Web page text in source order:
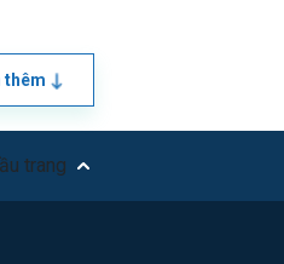
thêm
trang